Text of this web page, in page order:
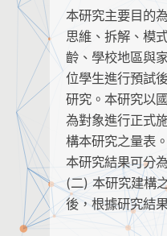
本研究主要目的
思維、拆解、模
齡、學校地區與
位學生進行預試
研究。本研究以
為對象進行正式
構本研究之量表。
本研究結果可分
(二) 本研究建構
後，根據研究結